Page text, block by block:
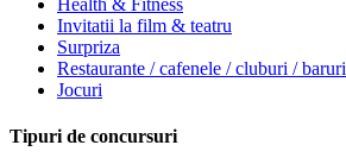
Invitatii la film & teatru
Surpriza
Restaurante / cafenele / cluburi / baruri
Jocuri
Tipuri de concursuri